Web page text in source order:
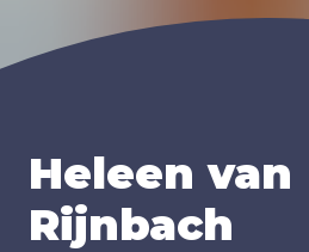
Heleen van
Rijnbach